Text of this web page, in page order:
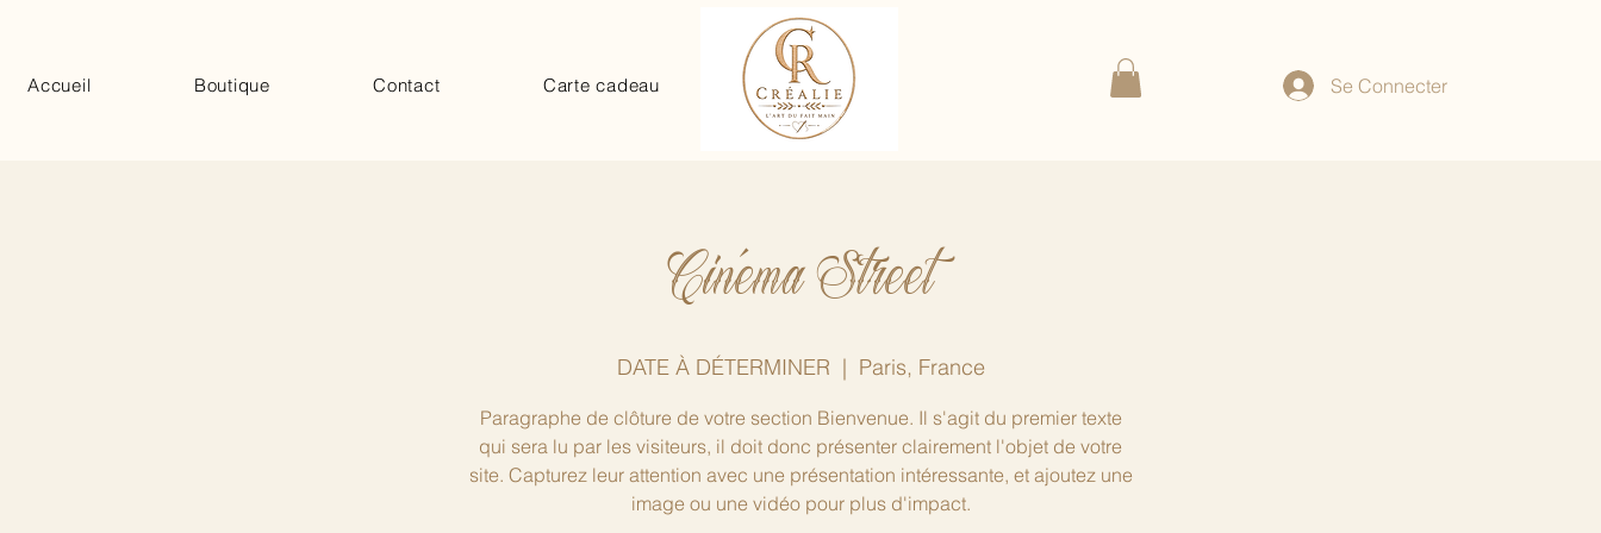
Accueil Boutique Contact Carte cadeau Se Connecter
Cinéma Street
DATE À DÉTERMINER
  |
Paris, France
Paragraphe de clôture de votre section Bienvenue. Il s'agit du premier texte
qui sera lu par les visiteurs, il doit donc présenter clairement l'objet de votre
site. Capturez leur attention avec une présentation intéressante, et ajoutez une
image ou une vidéo pour plus d'impact.